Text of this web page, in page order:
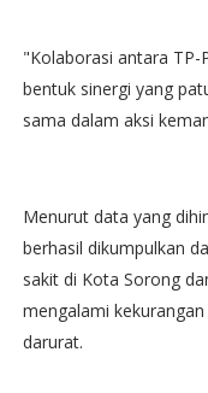
"Kolaborasi antara TP-
bentuk sinergi yang
sama dalam aksi
Menurut data yang
berhasil dikumpulkan
sakit di Kota Sorong
mengalami
darurat.